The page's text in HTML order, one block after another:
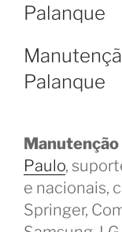
Palanque
Palanque
Manutenção
Paulo,
e nacionais,
Springer,